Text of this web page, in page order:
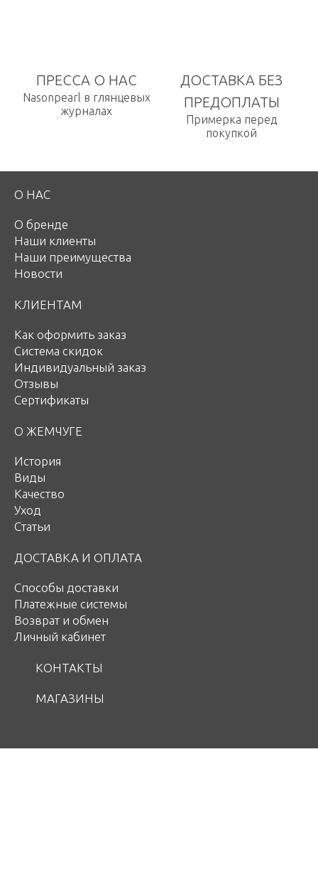
ПРЕССА О НАС
Nasonpearl в глянцевых
журналах
ДОСТАВКА БЕЗ
ПРЕДОПЛАТЫ
Примерка перед
покупкой
О НАС
О бренде
Наши клиенты
Наши преимущества
Новости
КЛИЕНТАМ
Как оформить заказ
Система скидок
Индивидуальный заказ
Отзывы
Сертификаты
О ЖЕМЧУГЕ
История
Виды
Качество
Уход
Статьи
ДОСТАВКА И ОПЛАТА
Способы доставки
Платежные системы
Возврат и обмен
Личный кабинет
КОНТАКТЫ
МАГАЗИНЫ